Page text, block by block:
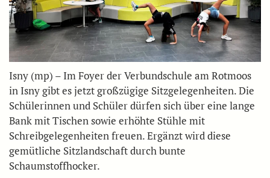
Isny (mp) – Im Foyer der Verbundschule am Rotmoos
in Isny gibt es jetzt großzügige Sitzgelegenheiten. Die
Schülerinnen und Schüler dürfen sich über eine lange
Bank mit Tischen sowie erhöhte Stühle mit
Schreibgelegenheiten freuen. Ergänzt wird diese
gemütliche Sitzlandschaft durch bunte
Schaumstoffhocker.